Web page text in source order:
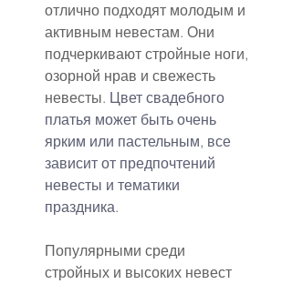
отлично подходят молодым и
активным невестам. Они
подчеркивают стройные ноги,
озорной нрав и свежесть
невесты. Цвет свадебного
платья может быть очень
ярким или пастельным, все
зависит от предпочтений
невесты и тематики
праздника.
Популярными среди
стройных и высоких невест